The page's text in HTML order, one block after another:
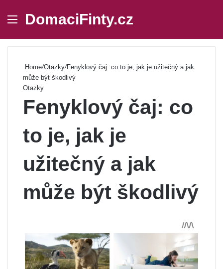
Menu
DomaciFinty.cz
Home/Otazky/Fenyklový čaj: co to je, jak je užitečný a jak
může být škodlivý
Otazky
Fenyklový čaj: co
to je, jak je
užitečný a jak
může být škodlivý